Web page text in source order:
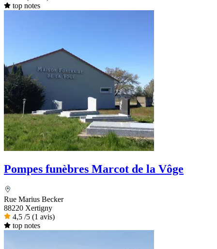
top notes
Pompes funèbres Marcot de la Vôge
Rue Marius Becker
88220 Xertigny
4,5 /5 (1 avis)
top notes